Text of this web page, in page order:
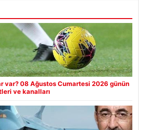
var? 08 Ağustos Cumartesi 2026 günün
ve kanalları